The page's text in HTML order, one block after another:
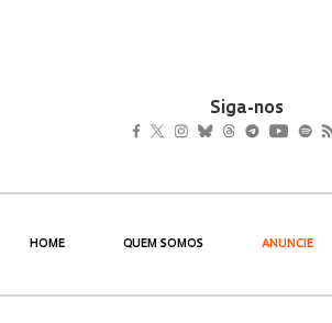
Siga-nos
HOME QUEM SOMOS ANUNCIE